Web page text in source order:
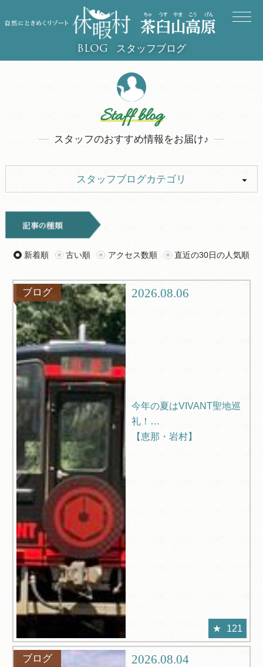
BLOG スタッフブログ
Staff blog
スタッフのおすすめ情報をお届け♪
スタッフブログカテゴリ
キャンプ
旅行記 ツアー
グルメ
ブログ
新着順 古い順 アクセス数順 直近の30日の人気順
ブログ 2026.08.06
今年の夏はVIVANT聖地巡
礼！
【恵那・岩村】
121
ブログ 2026.08.04